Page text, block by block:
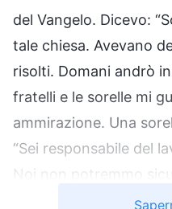
del Vangelo. Dicevo:
tale chiesa. Avevano
risolti. Domani andrò
fratelli e le sorelle mi
ammirazione. Una
“Sei responsabile del
Noi non potremmo
girerebbe la testa. Hai